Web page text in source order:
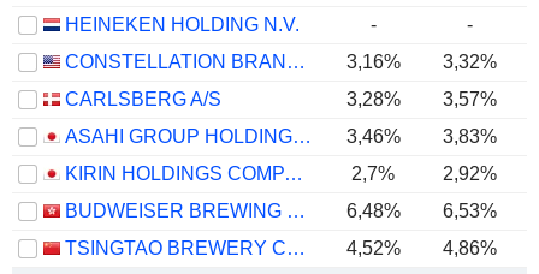
HEINEKEN HOLDING N.V.
-
-
CONSTELLATION BRANDS, INC.
3,16% 3,32%
CARLSBERG A/S
3,28% 3,57%
ASAHI GROUP HOLDINGS, LTD.
3,46% 3,83%
KIRIN HOLDINGS COMPANY, LIMITED
2,7%
2,92%
BUDWEISER BREWING COMPANY APAC LIMITED
6,48% 6,53%
TSINGTAO BREWERY COMPANY LIMITED
4,52% 4,86%